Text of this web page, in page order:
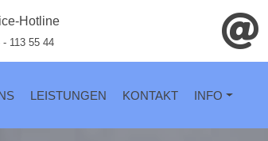
Hotline
- 113 55 44
LEISTUNGEN KONTAKT INFO